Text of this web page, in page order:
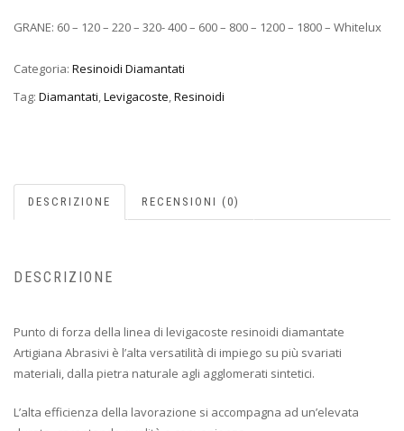
GRANE: 60 – 120 – 220 – 320- 400 – 600 – 800 – 1200 – 1800 – Whitelux
Categoria: Resinoidi Diamantati
Tag: Diamantati,Levigacoste,Resinoidi
DESCRIZIONE RECENSIONI (0)
DESCRIZIONE
Punto di forza della linea di levigacoste resinoidi diamantate
Artigiana Abrasivi è l’alta versatilità di impiego su più svariati
materiali, dalla pietra naturale agli agglomerati sintetici.
L’alta efficienza della lavorazione si accompagna ad un’elevata